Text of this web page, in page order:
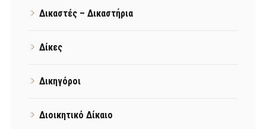
Δικαστές – Δικαστήρια
Δίκες
Δικηγόροι
Διοικητικό Δίκαιο